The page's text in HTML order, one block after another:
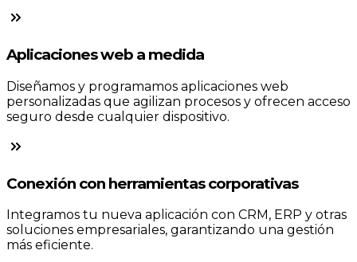
Aplicaciones web a medida
Diseñamos y programamos aplicaciones web
personalizadas que agilizan procesos y ofrecen acceso
seguro desde cualquier dispositivo.
Conexión con herramientas corporativas
Integramos tu nueva aplicación con CRM, ERP y otras
soluciones empresariales, garantizando una gestión
más eficiente.